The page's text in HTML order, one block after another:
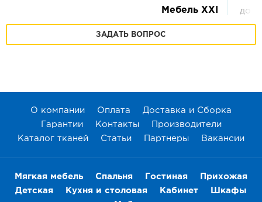
Мебель XXI
ЗАДАТЬ ВОПРОС
О компании Оплата
Доставка и Сборка
Гарантии
Контакты
Производители
Каталог тканей
Статьи Партнеры Вакансии
Мягкая мебель Спальня Гостиная
Прихожая
Детская
Кухня и столовая Кабинет
Шкафы